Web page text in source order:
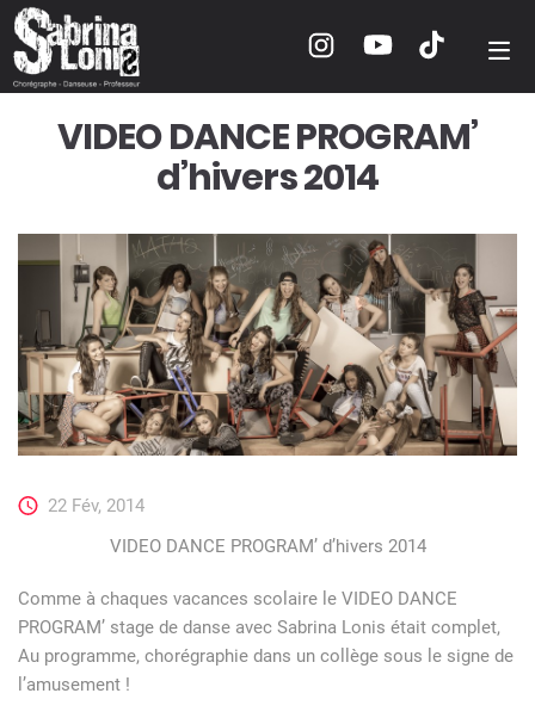
VIDEO DANCE PROGRAM’
d’hivers 2014
22 Fév, 2014
VIDEO DANCE PROGRAM’ d’hivers 2014
Comme à chaques vacances scolaire le VIDEO DANCE
PROGRAM’ stage de danse avec Sabrina Lonis était complet,
Au programme, chorégraphie dans un collège sous le signe de
l’amusement !